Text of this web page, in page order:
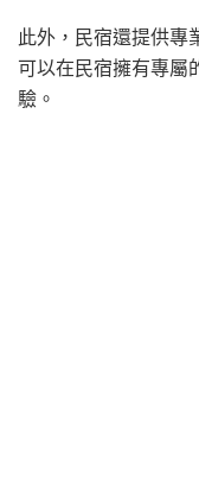
此外，民宿還提供專
可以在民宿擁有專屬
驗。